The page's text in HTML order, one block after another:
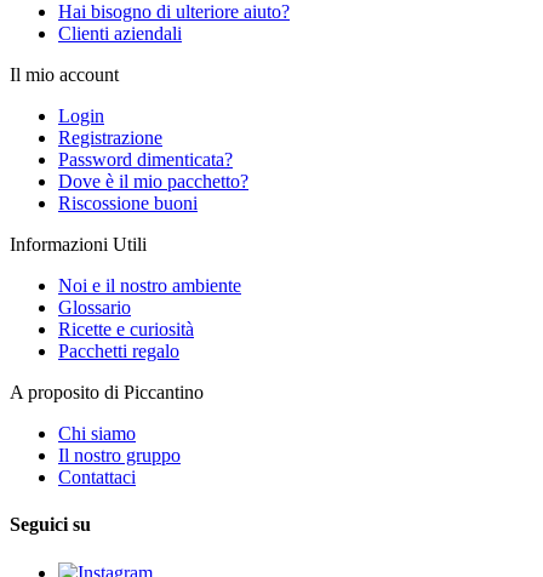
Hai bisogno di ulteriore aiuto?
Clienti aziendali
Il mio account
Login
Registrazione
Password dimenticata?
Dove è il mio pacchetto?
Riscossione buoni
Informazioni Utili
Noi e il nostro ambiente
Glossario
Ricette e curiosità
Pacchetti regalo
A proposito di Piccantino
Chi siamo
Il nostro gruppo
Contattaci
Seguici su